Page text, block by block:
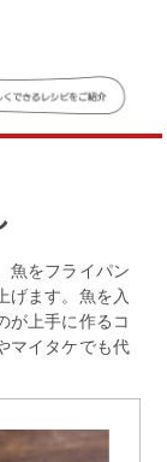
魚をフライパン
げます。魚を入
が上手に作るコ
マイタケでも代